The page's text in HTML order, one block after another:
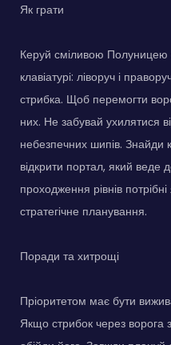
Як грати
Керуй сміливою Полуницею
клавіатурі: ліворуч і
стрибка. Щоб перемогти
них. Не забувай ухилятися
небезпечних шипів. Знайди
відкрити портал, який веде
проходження рівнів
стратегічне планування.
Поради та хитрощі
Пріоритетом має бути
Якщо стрибок через ворога